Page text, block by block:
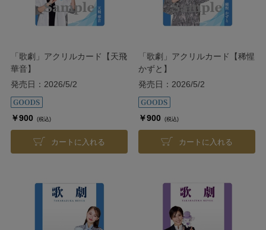
「歌劇」アクリルカード【天飛
華音】
発売日：2026/5/2
￥900 (税込)
カートに入れる
「歌劇」アクリルカード【稀惺
かずと】
発売日：2026/5/2
￥900 (税込)
カートに入れる